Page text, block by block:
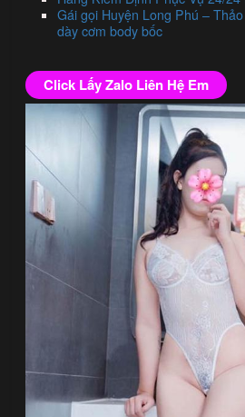
Gái gọi Huyện Long Phú –
dày cơm body bốc
Click Lấy Zalo Liên Hệ Em